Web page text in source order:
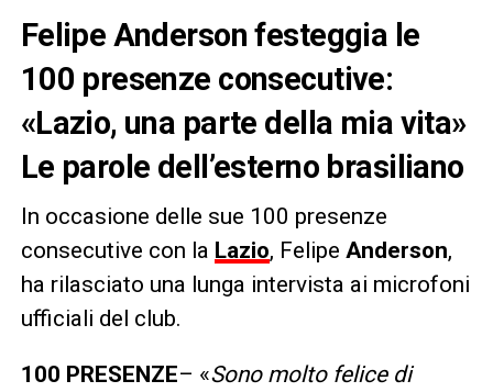
Felipe Anderson festeggia le
100 presenze consecutive:
«Lazio, una parte della mia vita»
Le parole dell’esterno brasiliano
In occasione delle sue 100 presenze
consecutive con la Lazio, Felipe Anderson,
ha rilasciato una lunga intervista ai microfoni
ufficiali del club.
100 PRESENZE– «Sono molto felice di